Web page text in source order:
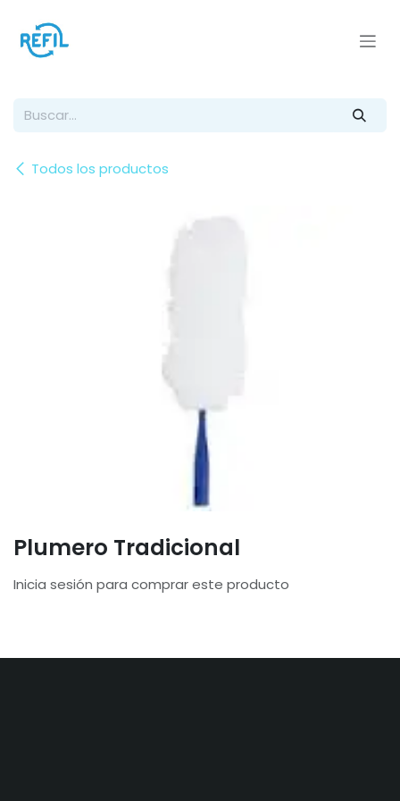
Todos los productos
Plumero Tradicional
Inicia sesión para comprar este producto